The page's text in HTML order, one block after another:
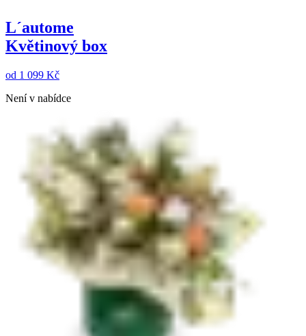
L´autome
Květinový box
od 1 099 Kč
Není v nabídce